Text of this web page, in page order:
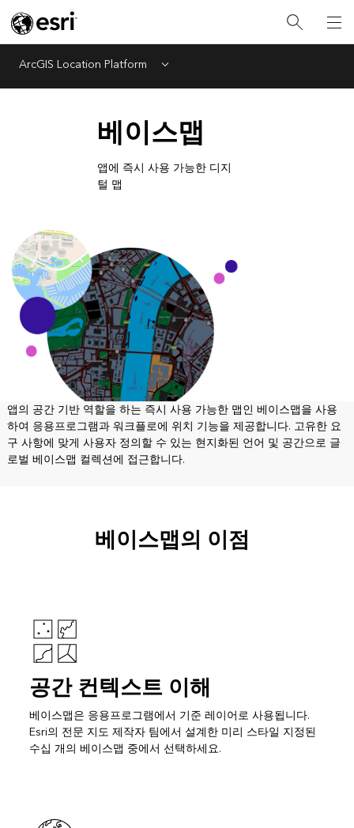
ArcGIS Location Platform Menu
베이스맵
앱에 즉시 사용 가능한 디지
털 맵
앱의 공간 기반 역할을 하는 즉시 사용 가능한 맵인 베이스맵을 사용
하여 응용프로그램과 워크플로에 위치 기능을 제공합니다. 고유한 요
구 사항에 맞게 사용자 정의할 수 있는 현지화된 언어 및 공간으로 글
로벌 베이스맵 컬렉션에 접근합니다.
베이스맵의 이점
공간 컨텍스트 이해
베이스맵은 응용프로그램에서 기준 레이어로 사용됩니다.
Esri의 전문 지도 제작자 팀에서 설계한 미리 스타일 지정된
수십 개의 베이스맵 중에서 선택하세요.